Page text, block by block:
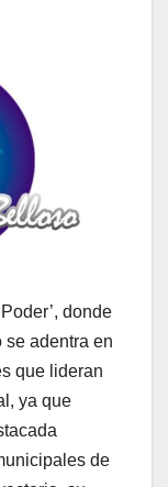
donde
se adentra en
que lideran
ya que
de